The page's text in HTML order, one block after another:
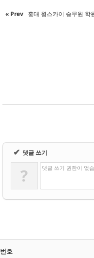
« Prev 홍대 윙스카이 승무원 학
✔ 댓글 쓰기
? 댓글 쓰기 권한이 없
번호